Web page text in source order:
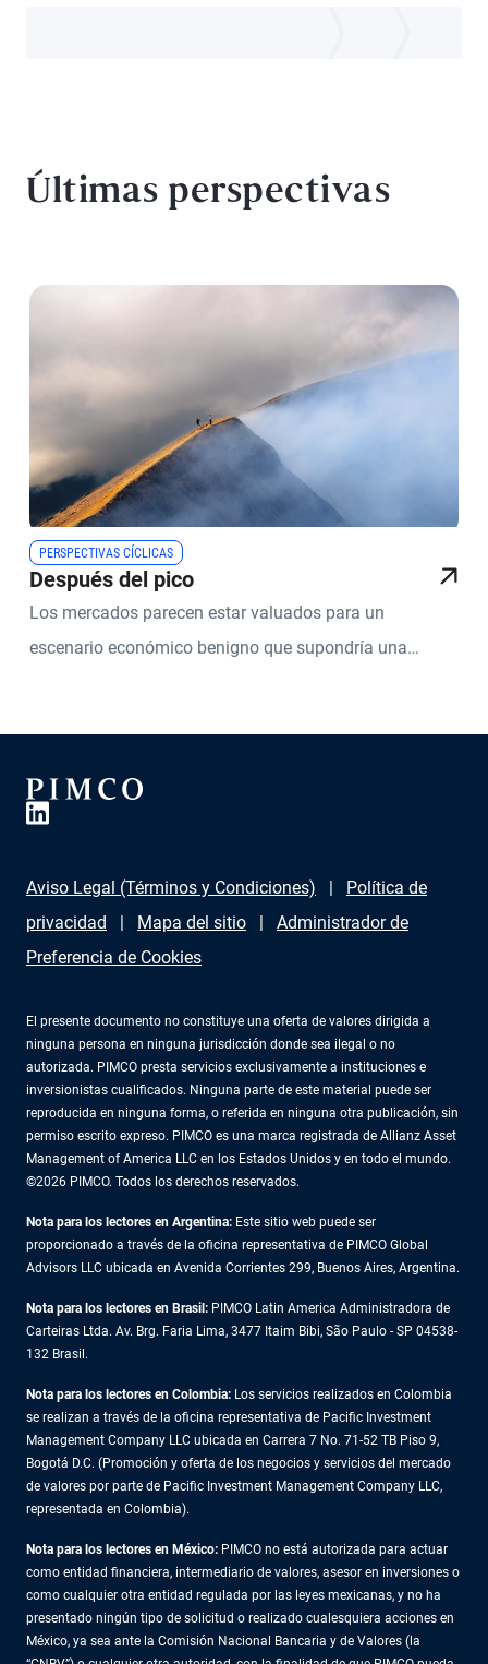
Últimas perspectivas
PERSPECTIVAS CÍCLICAS
Después del pico
Los mercados parecen estar valuados para un
escenario económico benigno que supondría una
se enfrenta la economía mundial.
Aviso Legal (Términos y Condiciones)
Política de
privacidad
Mapa del sitio
Administrador de
Preferencia de Cookies
El presente documento no constituye una oferta de valores dirigida a
ninguna persona en ninguna jurisdicción donde sea ilegal o no
autorizada. PIMCO presta servicios exclusivamente a instituciones e
inversionistas cualificados. Ninguna parte de este material puede ser
reproducida en ninguna forma, o referida en ninguna otra publicación, sin
permiso escrito expreso. PIMCO es una marca registrada de Allianz Asset
Management of America LLC en los Estados Unidos y en todo el mundo.
©2026 PIMCO. Todos los derechos reservados.
Nota para los lectores en Argentina: Este sitio web puede ser
proporcionado a través de la oficina representativa de PIMCO Global
Advisors LLC ubicada en Avenida Corrientes 299, Buenos Aires, Argentina.
Nota para los lectores en Brasil: PIMCO Latin America Administradora de
Carteiras Ltda. Av. Brg. Faria Lima, 3477 Itaim Bibi, São Paulo - SP 04538-
132 Brasil.
Nota para los lectores en Colombia: Los servicios realizados en Colombia
se realizan a través de la oficina representativa de Pacific Investment
Management Company LLC ubicada en Carrera 7 No. 71-52 TB Piso 9,
Bogotá D.C. (Promoción y oferta de los negocios y servicios del mercado
de valores por parte de Pacific Investment Management Company LLC,
representada en Colombia).
Nota para los lectores en México: PIMCO no está autorizada para actuar
como entidad financiera, intermediario de valores, asesor en inversiones o
como cualquier otra entidad regulada por las leyes mexicanas, y no ha
presentado ningún tipo de solicitud o realizado cualesquiera acciones en
México, ya sea ante la Comisión Nacional Bancaria y de Valores (la